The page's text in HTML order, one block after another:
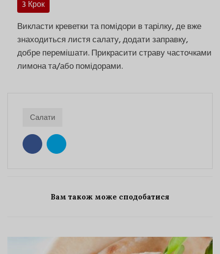
3 Крок
Викласти креветки та помідори в тарілку, де вже
знаходиться листя салату, додати заправку,
добре перемішати. Прикрасити страву часточками
лимона та/або помідорами.
Салати
Вам також може сподобатися